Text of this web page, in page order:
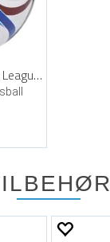
Fotball Adidas Trionda League Junior